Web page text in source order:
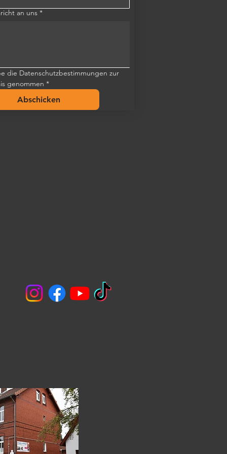
an uns *
die Datenschutzbestimmungen zur
genommen *
Abschicken